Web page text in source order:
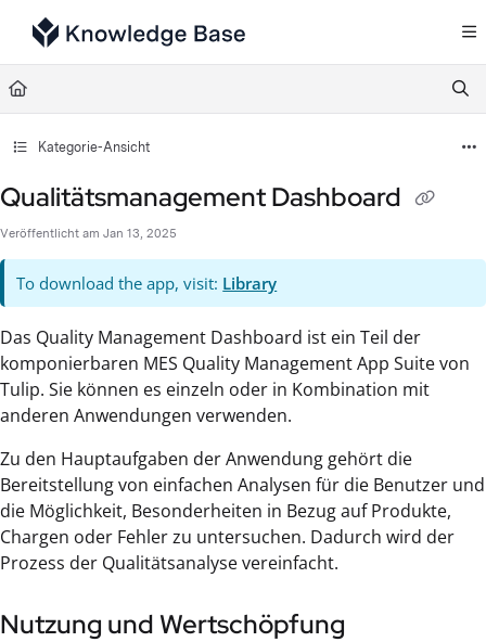
Documentation Index
Fetch the complete documentation index at:
Use this file to discover all available pages before exploring further.
Kategorie-Ansicht
Qualitätsmanagement Dashboard
Veröffentlicht am Jan 13, 2025
To download the app, visit: Library
Das Quality Management Dashboard ist ein Teil der
komponierbaren MES Quality Management App Suite von
Tulip. Sie können es einzeln oder in Kombination mit
anderen Anwendungen verwenden.
Zu den Hauptaufgaben der Anwendung gehört die
Bereitstellung von einfachen Analysen für die Benutzer und
die Möglichkeit, Besonderheiten in Bezug auf Produkte,
Chargen oder Fehler zu untersuchen. Dadurch wird der
Prozess der Qualitätsanalyse vereinfacht.
Nutzung und Wertschöpfung